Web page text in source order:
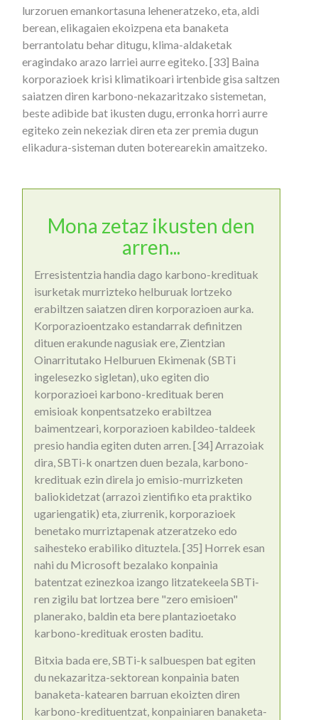
lurzoruen emankortasuna leheneratzeko, eta, aldi
berean, elikagaien ekoizpena eta banaketa
berrantolatu behar ditugu, klima-aldaketak
eragindako arazo larriei aurre egiteko. [33] Baina
korporazioek krisi klimatikoari irtenbide gisa saltzen
saiatzen diren karbono-nekazaritzako sistemetan,
beste adibide bat ikusten dugu, erronka horri aurre
egiteko zein nekeziak diren eta zer premia dugun
elikadura-sisteman duten boterearekin amaitzeko.
Mona zetaz ikusten den
arren...
Erresistentzia handia dago karbono-kredituak
isurketak murrizteko helburuak lortzeko
erabiltzen saiatzen diren korporazioen aurka.
Korporazioentzako estandarrak definitzen
dituen erakunde nagusiak ere, Zientzian
Oinarritutako Helburuen Ekimenak (SBTi
ingelesezko sigletan), uko egiten dio
korporazioei karbono-kredituak beren
emisioak konpentsatzeko erabiltzea
baimentzeari, korporazioen kabildeo-taldeek
presio handia egiten duten arren. [34] Arrazoiak
dira, SBTi-k onartzen duen bezala, karbono-
kredituak ezin direla jo emisio-murrizketen
baliokidetzat (arrazoi zientifiko eta praktiko
ugariengatik) eta, ziurrenik, korporazioek
benetako murriztapenak atzeratzeko edo
saihesteko erabiliko dituztela. [35] Horrek esan
nahi du Microsoft bezalako konpainia
batentzat ezinezkoa izango litzatekeela SBTi-
ren zigilu bat lortzea bere "zero emisioen"
planerako, baldin eta bere plantazioetako
karbono-kredituak erosten baditu.
Bitxia bada ere, SBTi-k salbuespen bat egiten
du nekazaritza-sektorean konpainia baten
banaketa-katearen barruan ekoizten diren
karbono-kredituentzat, konpainiaren banaketa-